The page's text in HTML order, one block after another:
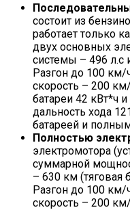
состоит из
работает только
двух основных
системы – 496 л.с
Разгон до 100
скорость – 200
батареи 42 кВт*ч
дальность хода
батареей и
Полностью
электромотора
суммарной
– 630 км (тяговая
Разгон до 100
скорость – 200